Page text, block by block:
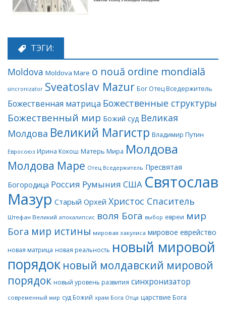
ТЭГИ:
Moldova Moldova Mare o nouă ordine mondială
sincronizator Sveatoslav Mazur Бог Отец Вседержитель
Божественная матрица Божественные структуры
Божественный мир Божий суд Великая
Молдова Великий Магистр Владимир Путин
Евросоюз Ирина Кокош Матерь Мира Молдова
Молдова Маре Отец Вседержитель Пресвятая
Богородица Россия Румыния США Святослав
Мазур Старый Орхей Христос Спаситель
Штефан Великий апокалипсис воля Бога выбор евреи мир
Бога мир истины мировая закулиса мировое еврейство
новая матрица новая реальность новый мировой
порядок новый молдавский мировой
порядок новый уровень развития синхронизатор
современный мир суд Божий храм Бога Отца царствие Бога